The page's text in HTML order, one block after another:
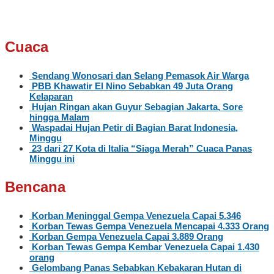
Cuaca
Sendang Wonosari dan Selang Pemasok Air Warga
PBB Khawatir El Nino Sebabkan 49 Juta Orang
Kelaparan
Hujan Ringan akan Guyur Sebagian Jakarta, Sore
hingga Malam
Waspadai Hujan Petir di Bagian Barat Indonesia,
Minggu
23 dari 27 Kota di Italia “Siaga Merah” Cuaca Panas
Minggu ini
Bencana
Korban Meninggal Gempa Venezuela Capai 5.346
Korban Tewas Gempa Venezuela Mencapai 4.333 Orang
Korban Gempa Venezuela Capai 3.889 Orang
Korban Tewas Gempa Kembar Venezuela Capai 1.430
orang
Gelombang Panas Sebabkan Kebakaran Hutan di